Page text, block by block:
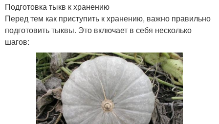
Подготовка тыкв к хранению
Перед тем как приступить к хранению, важно правильно
подготовить тыквы. Это включает в себя несколько
шагов: